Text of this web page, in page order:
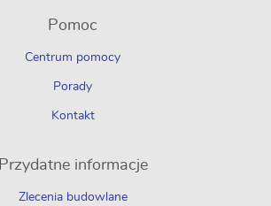
Pomoc
Centrum pomocy
Porady
Kontakt
Przydatne informacje
Zlecenia budowlane